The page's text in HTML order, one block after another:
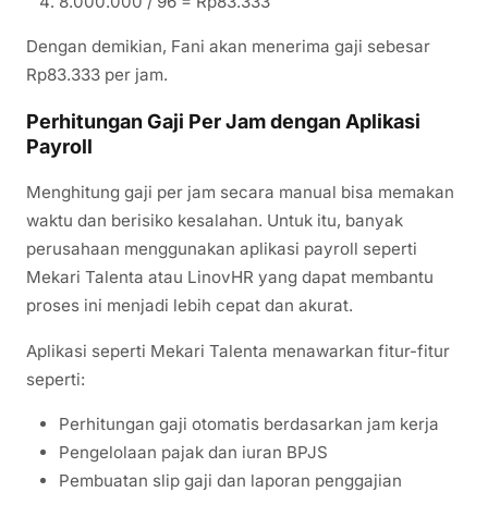
Dengan demikian, Fani akan menerima gaji sebesar
Rp83.333 per jam.
Perhitungan Gaji Per Jam dengan Aplikasi
Payroll
Menghitung gaji per jam secara manual bisa memakan
waktu dan berisiko kesalahan. Untuk itu, banyak
perusahaan menggunakan aplikasi payroll seperti
Mekari Talenta atau LinovHR yang dapat membantu
proses ini menjadi lebih cepat dan akurat.
Aplikasi seperti Mekari Talenta menawarkan fitur-fitur
seperti:
Perhitungan gaji otomatis berdasarkan jam kerja
Pengelolaan pajak dan iuran BPJS
Pembuatan slip gaji dan laporan penggajian